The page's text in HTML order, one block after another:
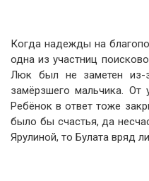
Когда надежды на
одна из участниц
Люк был не заметен из-
замёрзшего мальчика.
Ребёнок в ответ тоже
было бы счастья, да
Ярулиной, то Булата вряд